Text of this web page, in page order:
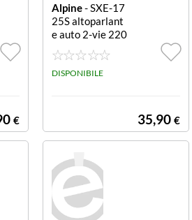
€
Alpine- SXE-17
25S altoparlant
e auto 2-vie 220
W
DISPONIBILE
35,90 €